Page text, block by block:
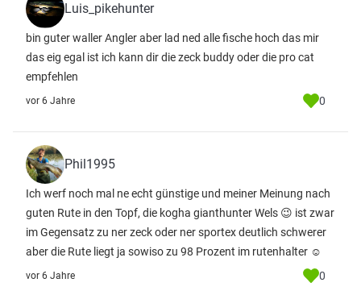
Luis_pikehunter
bin guter waller Angler aber lad ned alle fische hoch das mir
das eig egal ist ich kann dir die zeck buddy oder die pro cat
empfehlen
vor 6 Jahre 0
Phil1995
Ich werf noch mal ne echt günstige und meiner Meinung nach
guten Rute in den Topf, die kogha gianthunter Wels 😉 ist zwar
im Gegensatz zu ner zeck oder ner sportex deutlich schwerer
aber die Rute liegt ja sowiso zu 98 Prozent im rutenhalter ☺️
vor 6 Jahre 0